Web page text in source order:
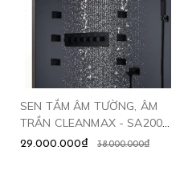
SEN TẮM ÂM TƯỜNG, ÂM
TRẦN CLEANMAX - SA2003
CLEANMAX
29.000.000₫ 38.000.000₫